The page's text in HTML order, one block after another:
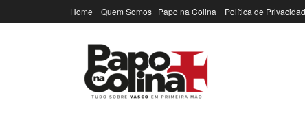
Home Quem Somos | Papo na Colina Política de